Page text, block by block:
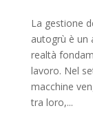
La gestione
autogrù è un
realtà
lavoro. Nel
macchine
tra loro,...